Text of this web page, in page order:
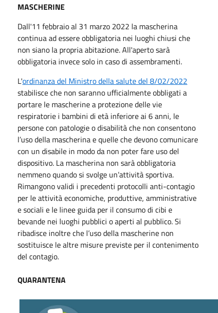
MASCHERINE
Dall'11 febbraio al 31 marzo 2022 la mascherina
continua ad essere obbligatoria nei luoghi chiusi che
non siano la propria abitazione. All'aperto sarà
obbligatoria invece solo in caso di assembramenti.
L'ordinanza del Ministro della salute del 8/02/2022
stabilisce che non saranno ufficialmente obbligati a
portare le mascherine a protezione delle vie
respiratorie i bambini di età inferiore ai 6 anni, le
persone con patologie o disabilità che non consentono
l’uso della mascherina e quelle che devono comunicare
con un disabile in modo da non poter fare uso del
dispositivo. La mascherina non sarà obbligatoria
nemmeno quando si svolge un’attività sportiva.
Rimangono validi i precedenti protocolli anti-contagio
per le attività economiche, produttive, amministrative
e sociali e le linee guida per il consumo di cibi e
bevande nei luoghi pubblici o aperti al pubblico. Si
ribadisce inoltre che l’uso della mascherine non
sostituisce le altre misure previste per il contenimento
del contagio.
QUARANTENA